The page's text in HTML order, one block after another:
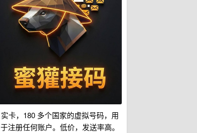
实卡，180 多个国家的虚拟号码，用
于注册任何账户。低价，发送率高。